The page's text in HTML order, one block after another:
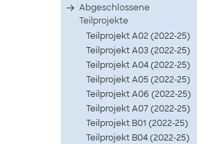
Abgeschlossene
Teilprojekte
Teilprojekt A02 (2022-25)
Teilprojekt A03 (2022-25)
Teilprojekt A04 (2022-25)
Teilprojekt A05 (2022-25)
Teilprojekt A06 (2022-25)
Teilprojekt A07 (2022-25)
Teilprojekt B01 (2022-25)
Teilprojekt B04 (2022-25)